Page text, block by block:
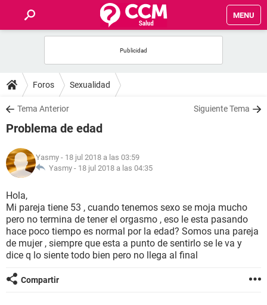
MENU
FOROS
SALUD
NUTRICIÓN
BIENESTAR
SEXUALIDAD
GLOSARIO
Foros Sexualidad
Tema Anterior Siguiente Tema
Problema de edad
Yasmy - 18 jul 2018 a las 03:59
Yasmy - 18 jul 2018 a las 04:35
Hola,
Mi pareja tiene 53 , cuando tenemos sexo se moja mucho
pero no termina de tener el orgasmo , eso le esta pasando
hace poco tiempo es normal por la edad? Somos una pareja
de mujer , siempre que esta a punto de sentirlo se le va y
dice q lo siente todo bien pero no llega al final
Compartir